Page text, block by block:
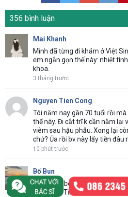
356 bình luận
Mai Khanh
Mình đã từng đi khám ở Việt
em ngắn gọn thế này: nhiệt
khoa.
3 tháng trước
Nguyen Tien Cong
Tôi năm nay gần 70 tuổi rồi
thế này. Đi cắt trĩ k cần nằm lại
viêm sau hậu phẫu. Xong lại
chứ? Ủa rồi bv này lấy tiền đâu
10 phút trước
Bố Bun
Anh em ạ bệnh trĩ không phải
cách thôi. Tỉnh táo mà tìm địa